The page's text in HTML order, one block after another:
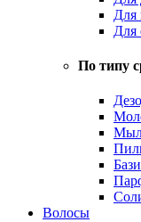
Для
Для
По типу
Волосы